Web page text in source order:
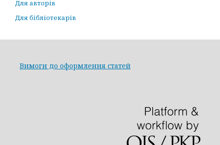
Для авторів
Для бібліотекарів
Вимоги до оформлення статей